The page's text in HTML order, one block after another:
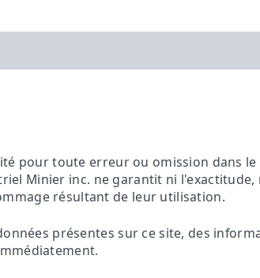
pour toute erreur ou omission dans
Minier inc. ne garantit ni
résultant de leur utilisation.
présentes sur ce site, des